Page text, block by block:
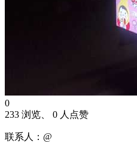
0
233 浏览、 0 人点赞
联系人：@